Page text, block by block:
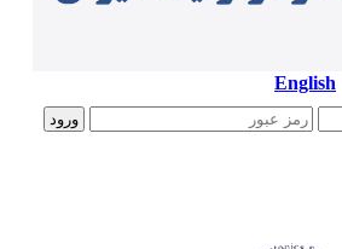
English